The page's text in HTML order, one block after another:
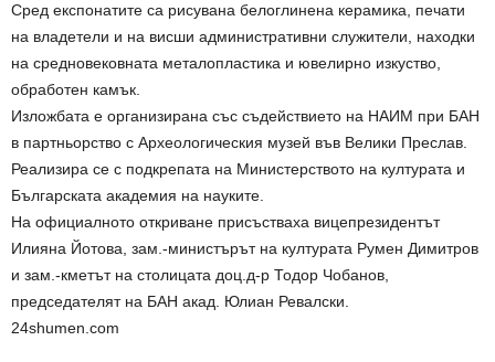
Сред експонатите са рисувана белоглинена керамика, печати
на владетели и на висши административни служители, находки
на средновековната металопластика и ювелирно изкуство,
обработен камък.
Изложбата е организирана със съдействието на НАИМ при БАН
в партньорство с Археологическия музей във Велики Преслав.
Реализира се с подкрепата на Министерството на културата и
Българската академия на науките.
На официалното откриване присъстваха вицепрезидентът
Илияна Йотова, зам.-министърът на културата Румен Димитров
и зам.-кметът на столицата доц.д-р Тодор Чобанов,
председателят на БАН акад. Юлиан Ревалски.
24shumen.com